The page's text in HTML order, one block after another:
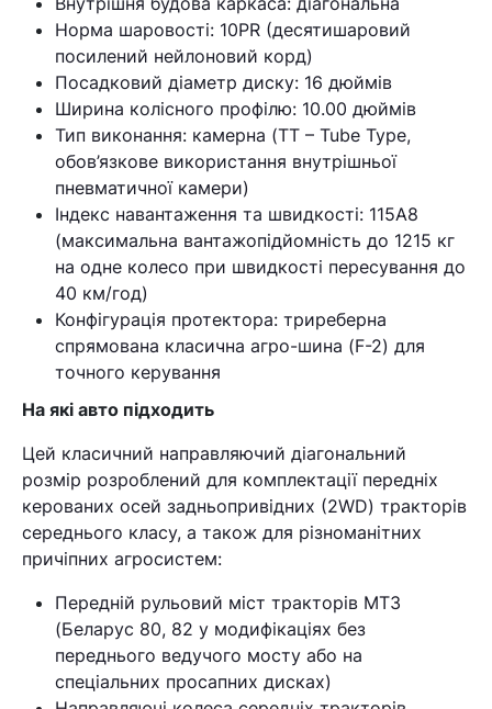
Кошик
У кошику немає товарів.
Помилка:Contact form не
знайдена.
Ваш номер надіслано.
Оператор зв’яжеться з вами
найближчим часом
Норма шаровості: 10PR (десятишаровий
посилений нейлоновий корд)
Посадковий діаметр диску: 16 дюймів
Ширина колісного профілю: 10.00 дюймів
Тип виконання: камерна (TT – Tube Type,
обов’язкове використання внутрішньої
пневматичної камери)
Індекс навантаження та швидкості: 115A8
(максимальна вантажопідйомність до 1215 кг
на одне колесо при швидкості пересування до
40 км/год)
Конфігурація протектора: триреберна
спрямована класична агро-шина (F-2) для
точного керування
На які авто підходить
Цей класичний направляючий діагональний
розмір розроблений для комплектації передніх
керованих осей задньопривідних (2WD) тракторів
середнього класу, а також для різноманітних
причіпних агросистем:
Передній рульовий міст тракторів МТЗ
(Беларус 80, 82 у модифікаціях без
переднього ведучого мосту або на
спеціальних просапних дисках)